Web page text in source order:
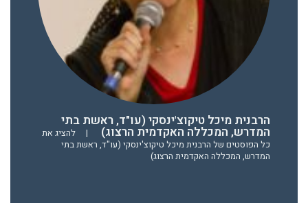
הרבנית מיכל טיקוצ'ינסקי (עו"ד, ראשת בתי
המדרש, המכללה האקדמית הרצוג) |
להציג את
כל הפוסטים של הרבנית מיכל טיקוצ'ינסקי (עו"ד, ראשת בתי
המדרש, המכללה האקדמית הרצוג)